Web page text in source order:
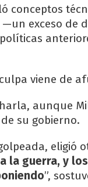
conceptos
—un exceso de
viene de
aunque
su gobierno.
eligió
la guerra, y
”,